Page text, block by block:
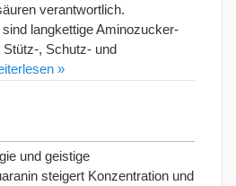
verantwortlich.
langkettige Aminozucker-
Stütz-, Schutz- und
»
und geistige
steigert Konzentration und